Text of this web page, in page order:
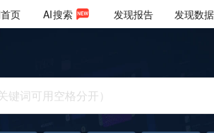
页 AI搜索 发现报告 发现数据